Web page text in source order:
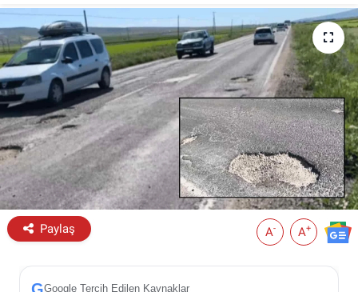
Paylaş A- A+
Google Tercih Edilen Kaynaklar
YEMEK
ESKİŞEHİR NÖBETÇİ ECZANELER
Eskişehir Haber İçerikleri
Eskişehir Hava Durumu
Eskişehir Tramvay Saatleri
Eskişehir Otobüs Saatleri
Haber Arşivi